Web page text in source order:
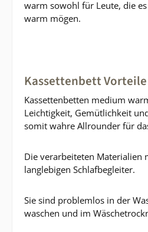
warm sowohl für Leute, die
warm mögen.
Kassettenbett Vorteile
Kassettenbetten medium
Leichtigkeit, Gemütlichkeit
somit wahre Allrounder für
Die verarbeiteten Materialien
langlebigen Schlafbegleiter.
Sie sind problemlos in der
waschen und im